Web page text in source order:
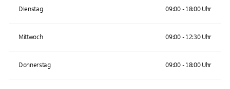
Dienstag 09:00 - 18:00 Uhr
Mittwoch 09:00 - 12:30 Uhr
Donnerstag 09:00 - 18:00 Uhr